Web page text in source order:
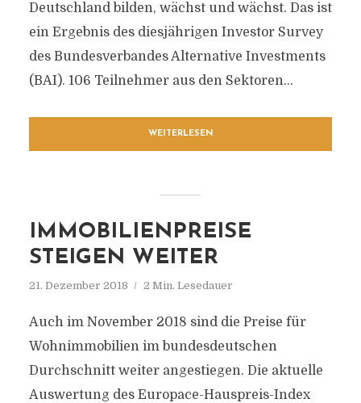
Deutschland bilden, wächst und wächst. Das ist
ein Ergebnis des diesjährigen Investor Survey
des Bundesverbandes Alternative Investments
(BAI). 106 Teilnehmer aus den Sektoren...
WEITERLESEN
IMMOBILIENPREISE
STEIGEN WEITER
21. Dezember 2018 2 Min. Lesedauer
Auch im November 2018 sind die Preise für
Wohnimmobilien im bundesdeutschen
Durchschnitt weiter angestiegen. Die aktuelle
Auswertung des Europace-Hauspreis-Index